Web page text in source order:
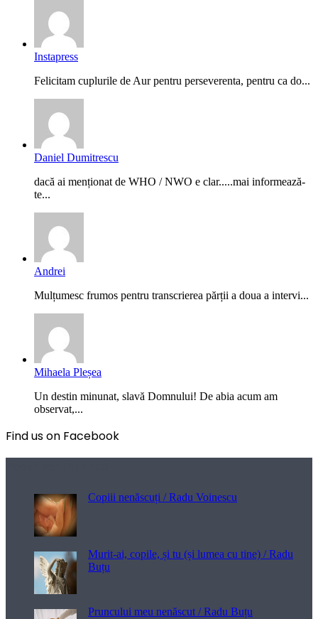
Instapress
Felicitam cuplurile de Aur pentru perseverenta, pentru ca do...
Daniel Dumitrescu
dacă ai menționat de WHO / NWO e clar.....mai informează-
te...
Andrei
Mulțumesc frumos pentru transcrierea părții a doua a intervi...
Mihaela Pleșea
Un destin minunat, slavă Domnului! De abia acum am
observat,...
Find us on Facebook
Copiii nenăscuți / Radu Voinescu
Murit-ai, copile, și tu (și lumea cu tine) / Radu
Buțu
Pruncului meu nenăscut / Radu Buțu